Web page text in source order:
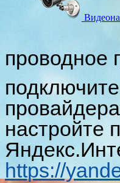
проводное
настройте
https://